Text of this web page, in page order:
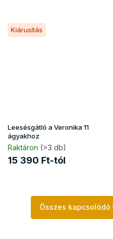
Kiárusítás
Leesésgátló a Veronika 11
ágyakhoz
Raktáron (>3 db)
15 390 Ft-tól
Összes